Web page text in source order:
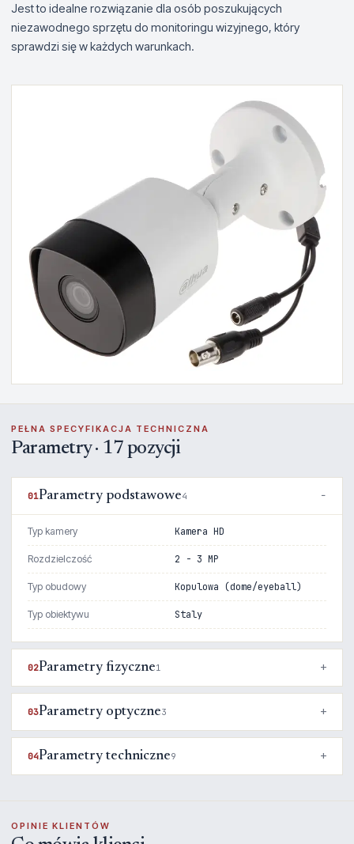
Jest to idealne rozwiązanie dla osób poszukujących
niezawodnego sprzętu do monitoringu wizyjnego, który
sprawdzi się w każdych warunkach.
PEŁNA SPECYFIKACJA TECHNICZNA
Parametry · 17 pozycji
01Parametry podstawowe4
Typ kamery Kamera HD
Rozdzielczość 2 - 3 MP
Typ obudowy Kopulowa (dome/eyeball)
Typ obiektywu Staly
02Parametry fizyczne1
03Parametry optyczne3
04Parametry techniczne9
OPINIE KLIENTÓW